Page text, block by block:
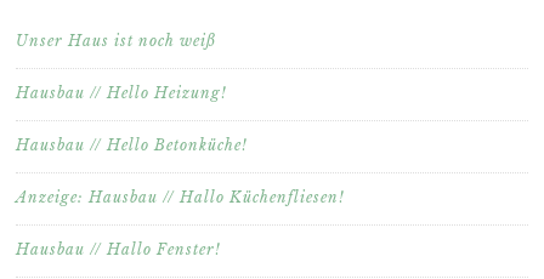
Unser Haus ist noch weiß
Hausbau // Hello Heizung!
Hausbau // Hello Betonküche!
Anzeige: Hausbau // Hallo Küchenfliesen!
Hausbau // Hallo Fenster!